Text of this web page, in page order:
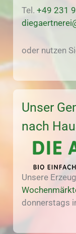
Tel.+49 231
oder nutzen
Unser
nach
Unsere
donnerstags